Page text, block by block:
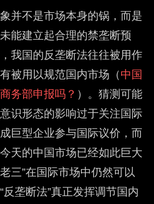
并不是市场本身的锅，而是
能建立起合理的禁垄断预
我国的反垄断法往往被用作
被用以规范国内市场（ 中国
务部申报吗？ ）。猜测可能
识形态的影响过于关注国际
巨型企业参与国际议价，而
天的中国市场已经如此巨大
三”在国际市场中仍然可以
垄断法”真正发挥调节国内